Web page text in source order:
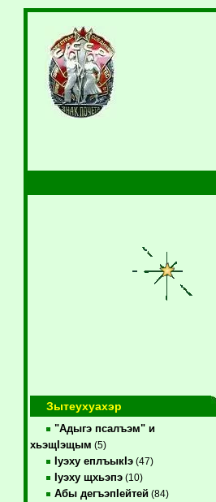
Зытеухуахэр
"Адыгэ псалъэм" и
хьэщIэщым (5)
Iуэху еплъыкIэ(47)
Iуэху щхьэпэ(10)
Абы дегъэпIейтей(84)